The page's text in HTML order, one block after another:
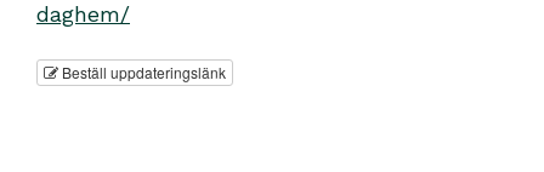
daghem/
Beställ uppdateringslänk